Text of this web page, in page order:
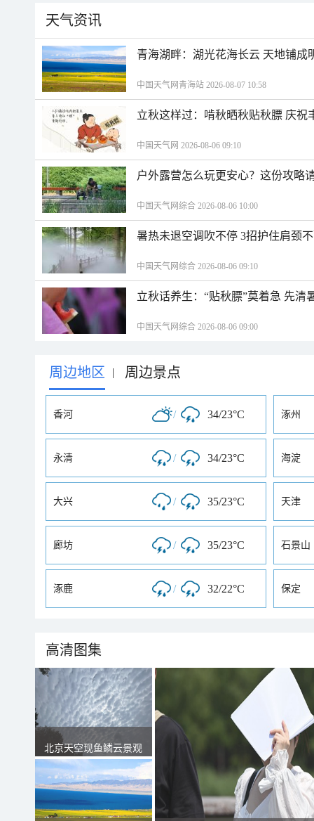
天气资讯
青海湖畔：湖光花海长云 天地铺成
中国天气网青海站 2026-08-07 10:58
立秋这样过：啃秋晒秋贴秋膘 庆祝
中国天气网 2026-08-06 09:10
户外露营怎么玩更安心？这份攻略
中国天气网综合 2026-08-06 10:00
暑热未退空调吹不停 3招护住肩颈
中国天气网综合 2026-08-06 09:10
立秋话养生：“贴秋膘”莫着急 先清
中国天气网综合 2026-08-06 09:00
周边地区 | 周边景点
香河 / 34/23°C 涿州
永清 / 34/23°C 海淀
大兴 / 35/23°C 天津
廊坊 / 35/23°C 石景山
涿鹿 / 32/22°C 保定
高清图集
北京天空现鱼鳞云景观